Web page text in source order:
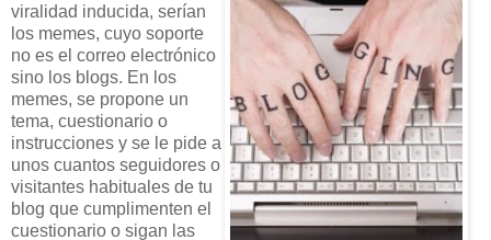
viralidad inducida, serían
los memes, cuyo soporte
no es el correo electrónico
sino los blogs. En los
memes, se propone un
tema, cuestionario o
instrucciones y se le pide a
unos cuantos seguidores o
visitantes habituales de tu
blog que cumplimenten el
cuestionario o sigan las